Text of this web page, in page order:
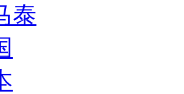
泰